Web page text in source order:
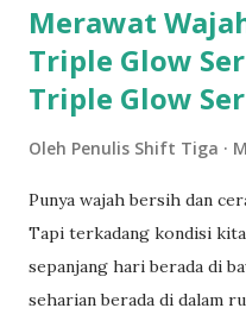
Merawat
Triple Glow
Triple Glow
Oleh Penulis Shift Tiga
Punya wajah bersih dan
Tapi terkadang kondisi kita
sepanjang hari berada di
seharian berada di dalam